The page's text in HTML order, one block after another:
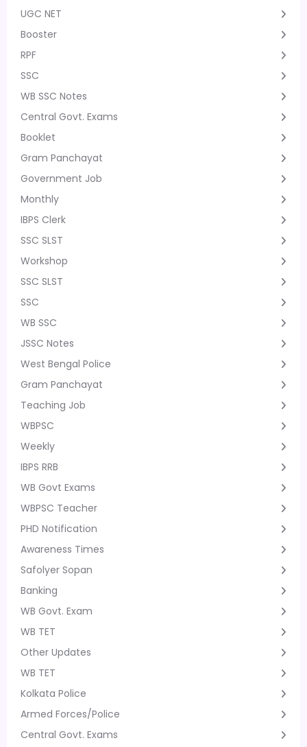
UGC NET
Booster
RPF
SSC
WB SSC Notes
Central Govt. Exams
Booklet
Gram Panchayat
Government Job
Monthly
IBPS Clerk
SSC SLST
Workshop
SSC SLST
SSC
WB SSC
JSSC Notes
West Bengal Police
Gram Panchayat
Teaching Job
WBPSC
Weekly
IBPS RRB
WB Govt Exams
WBPSC Teacher
PHD Notification
Awareness Times
Safolyer Sopan
Banking
WB Govt. Exam
WB TET
Other Updates
WB TET
Kolkata Police
Armed Forces/Police
Central Govt. Exams